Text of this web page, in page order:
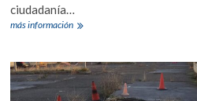
ciudadanía…
más informaciónAlberto
y
Jorge
Azcón